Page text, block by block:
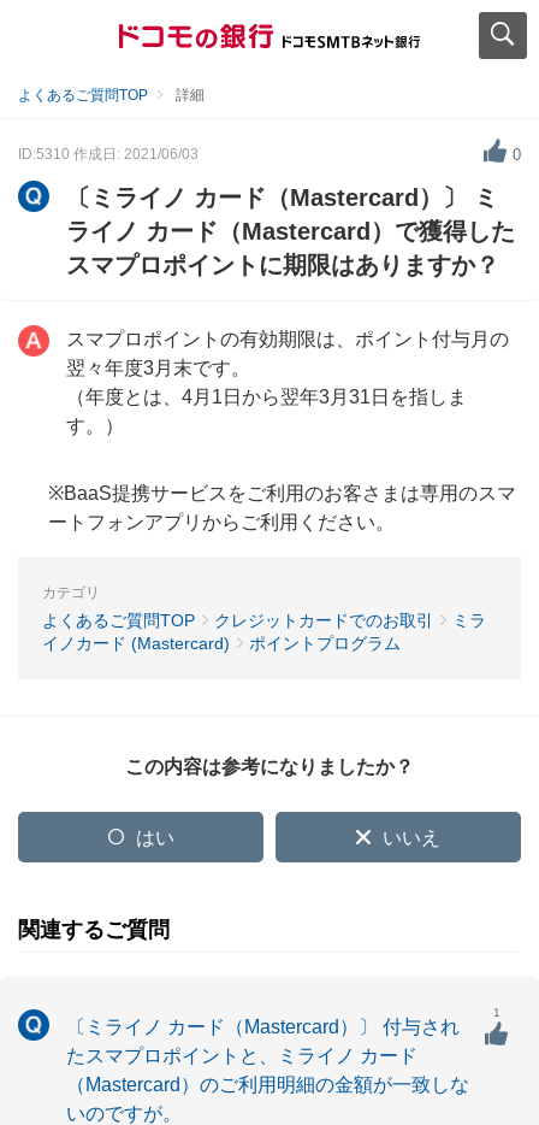
よくあるご質問TOP 詳細
ID:5310 作成日: 2021/06/03 0
〔ミライノ カード（Mastercard）〕 ミ
ライノ カード（Mastercard）で獲得した
スマプロポイントに期限はありますか？
スマプロポイントの有効期限は、ポイント付与月の
翌々年度3月末です。
（年度とは、4月1日から翌年3月31日を指しま
す。）
※BaaS提携サービスをご利用のお客さまは専用のスマ
ートフォンアプリからご利用ください。
カテゴリ
よくあるご質問TOP クレジットカードでのお取引
ミラ
イノカード (Mastercard)
ポイントプログラム
この内容は参考になりましたか？
はい いいえ
関連するご質問
〔ミライノ カード（Mastercard）〕 付与され
たスマプロポイントと、ミライノ カード
（Mastercard）のご利用明細の金額が一致しな
いのですが。
1